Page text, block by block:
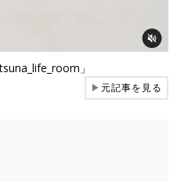
」
▶元記事を見る